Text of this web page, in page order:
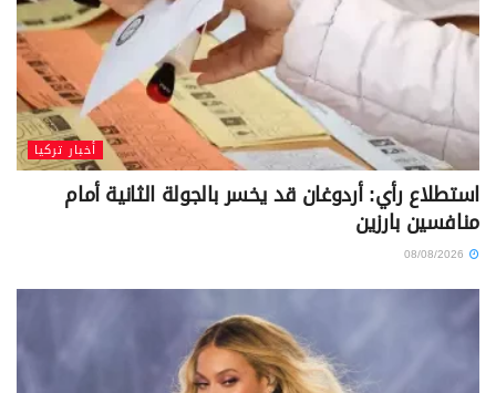
أخبار تركيا
استطلاع رأي: أردوغان قد يخسر بالجولة الثانية أمام
منافسين بارزين